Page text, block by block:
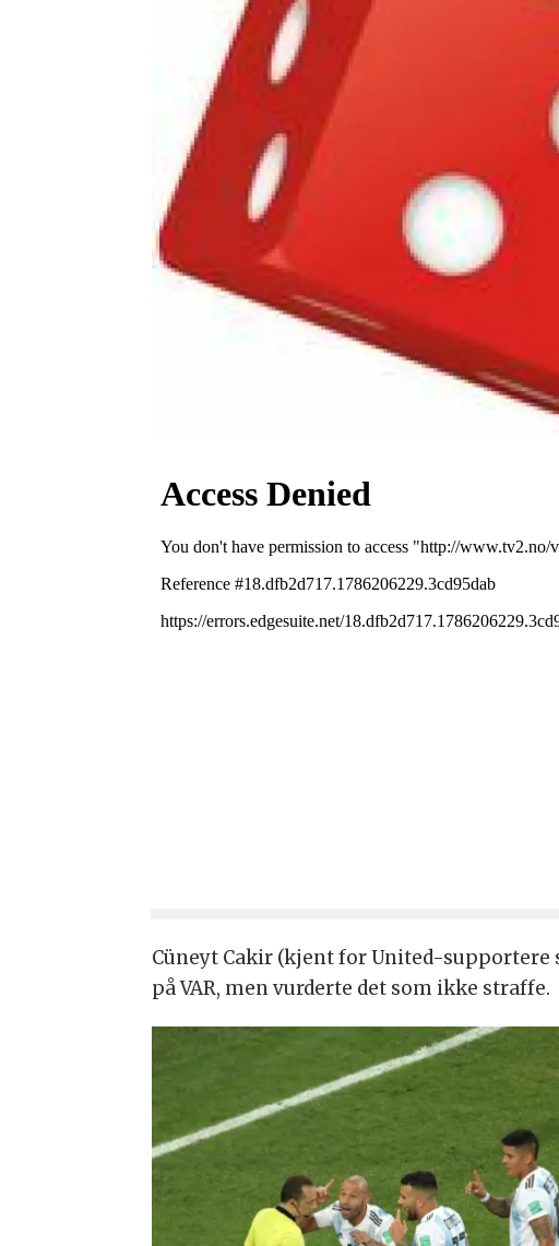
Cüneyt Cakir (kjent for United-supportere
på VAR, men vurderte det som ikke straffe.